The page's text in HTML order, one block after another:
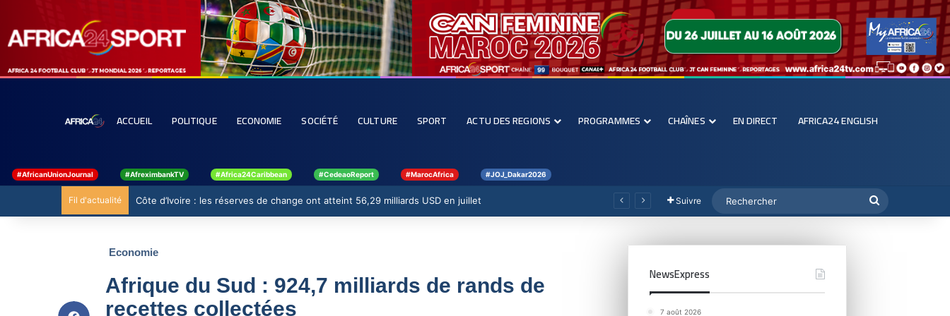
ACCUEIL POLITIQUE ECONOMIE SOCIÉTÉ CULTURE SPORT ACTU DES REGIONS PROGRAMMES CHAÎNES EN DIRECT AFRICA24 ENGLISH
#AfricanUnionJournal #AfreximbankTV #Africa24Caribbean #CedeaoReport #MarocAfrica #JOJ_Dakar2026
Fil d'actualité Côte d’Ivoire : les réserves de change ont atteint 56,29 milliards USD en juillet Suivre
Economie
Afrique du Sud : 924,7 milliards de rands de
recettes collectées
NewsExpress
7 août 2026